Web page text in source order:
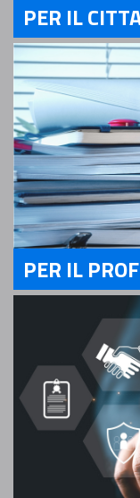
Servizi Per il
PER IL
Servizi Per il
PER IL